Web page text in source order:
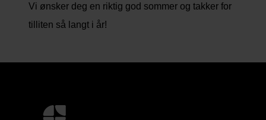
Vi ønsker deg en riktig god sommer og takker for
tilliten så langt i år!
Mer